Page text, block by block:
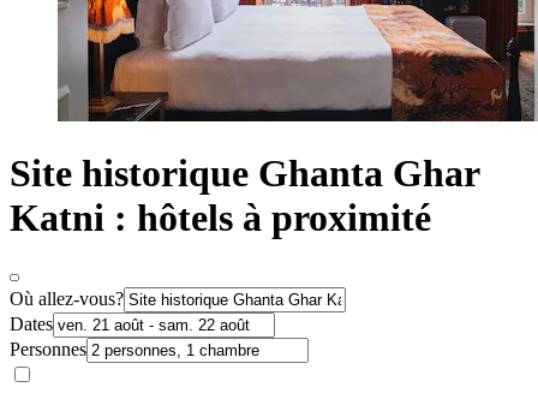
Site historique Ghanta Ghar
Katni : hôtels à proximité
Où allez-vous?
Dates
Personnes